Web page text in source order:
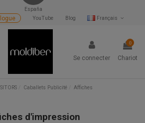
España
Français
Blog
YouTube
Se connecter
0
Chariot
Caballets Publicité
Affiches
d'impression